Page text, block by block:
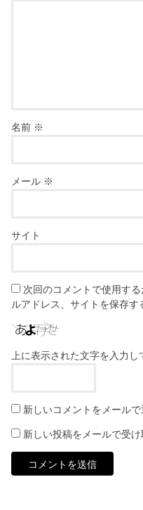
名前 ※
メール ※
サイト
次回のコメントで使用す
ルアドレス、サイトを保存す
上に表示された文字を入力し
新しいコメントをメールで
新しい投稿をメールで受け